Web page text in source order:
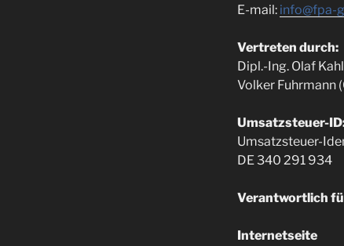
E-mail: info@fpa-
Vertreten durch:
Dipl.-Ing. Olaf
Volker Fuhrmann
Umsatzsteuer-
Umsatzsteuer-
DE 340 291 934
Verantwortlich
Internetseite